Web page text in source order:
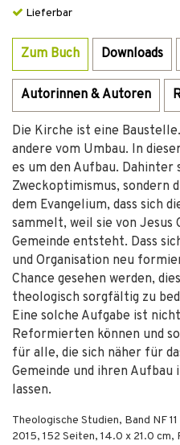
Lieferbar
Zum Buch Downloads
Autorinnen & Autoren
Die Kirche ist eine
andere vom Umbau. In
es um den Aufbau.
Zweckoptimismus, sondern
dem Evangelium, dass sich
sammelt, weil sie von Jesus
Gemeinde entsteht. Dass
und Organisation neu
Chance gesehen werden,
theologisch sorgfältig zu
Eine solche Aufgabe ist
Reformierten können und
für alle, die sich näher für
Gemeinde und ihren
lassen.
Theologische Studien, Band NF 11
2015, 152 Seiten, 14.0 x 21.0 cm,